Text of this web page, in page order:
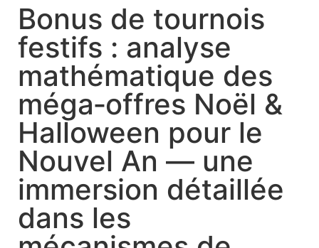
Bonus de tournois
festifs : analyse
mathématique des
méga‑offres Noël &
Halloween pour le
Nouvel An — une
immersion détaillée
dans les